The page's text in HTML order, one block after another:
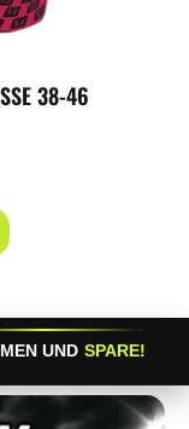
38-46
UND SPARE!